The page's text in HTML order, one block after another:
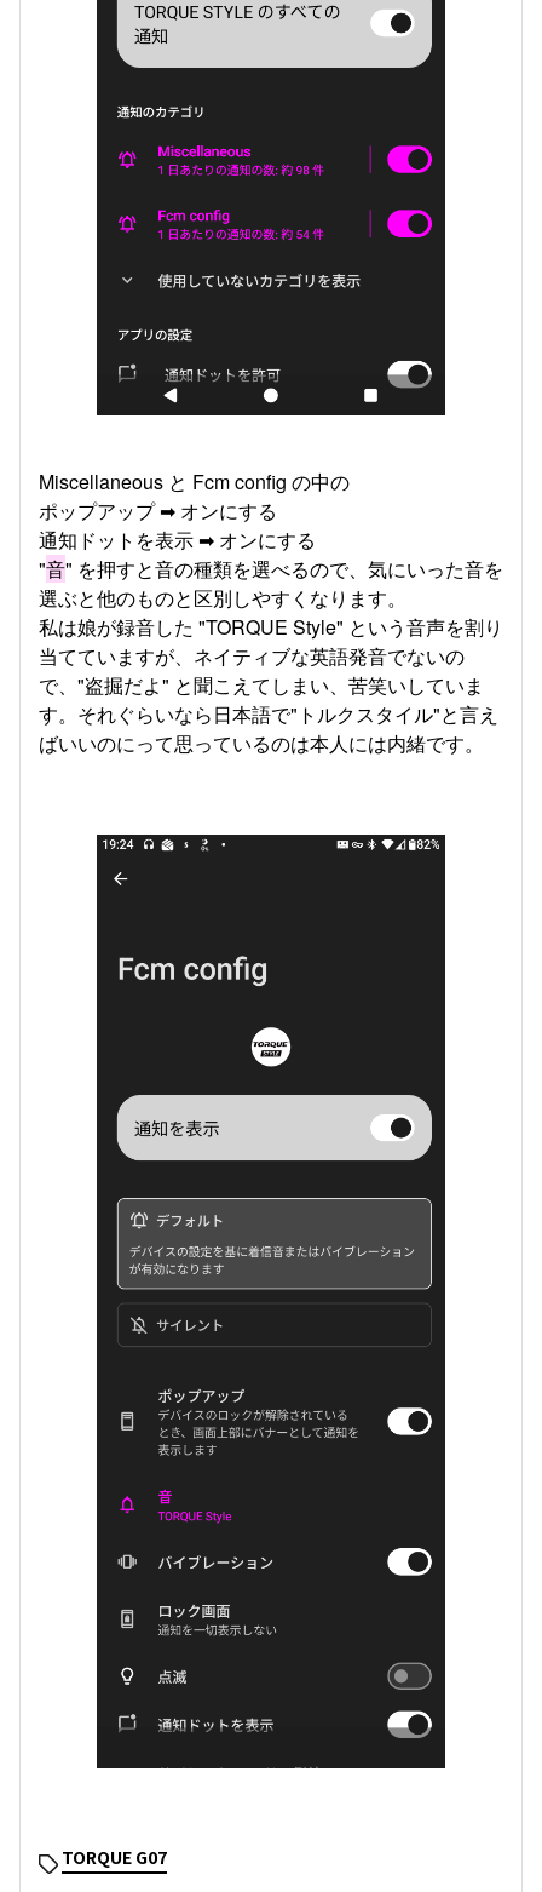
Miscellaneous と Fcm config の中の
ポップアップ ➡ オンにする
通知ドットを表示 ➡ オンにする
"音" を押すと音の種類を選べるので、気にいった音を
選ぶと他のものと区別しやすくなります。
私は娘が録音した "TORQUE Style" という音声を割り
当てていますが、ネイティブな英語発音でないの
で、"盗掘だよ" と聞こえてしまい、苦笑いしていま
す。それぐらいなら日本語で"トルクスタイル"と言え
ばいいのにって思っているのは本人には内緒です。
TORQUE G07